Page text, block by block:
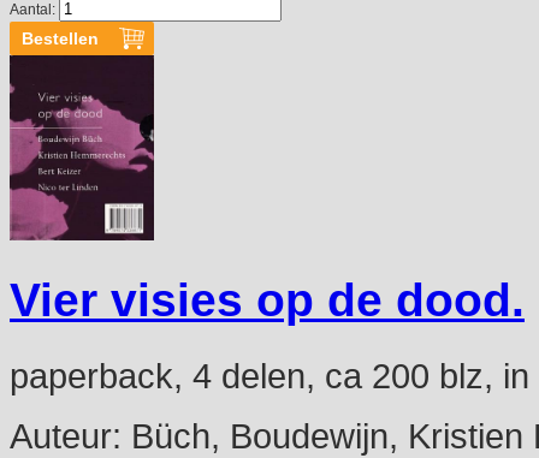
Aantal:
Vier visies op de dood.
paperback, 4 delen, ca 200 blz,
Auteur: Büch, Boudewijn,